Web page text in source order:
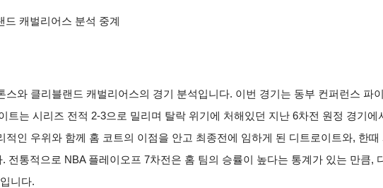
캐벌리어스 분석 중계
와 클리블랜드 캐벌리어스의 경기 분석입니다. 이번 경기는 동부 컨퍼런스 파
트는 시리즈 전적 2-3으로 밀리며 탈락 위기에 처해있던 지난 6차전 원정 경기
인 우위와 함께 홈 코트의 이점을 안고 최종전에 임하게 된 디트로이트와, 한
전통적으로 NBA 플레이오프 7차전은 홈 팀의 승률이 높다는 통계가 있는 만큼,
니다.